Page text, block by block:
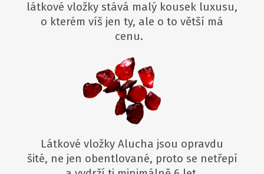
látkové vložky stává malý kousek luxusu,
o kterém víš jen ty, ale o to větší má
cenu.
Látkové vložky Alucha jsou opravdu
šité, ne jen obentlované, proto se netřepí